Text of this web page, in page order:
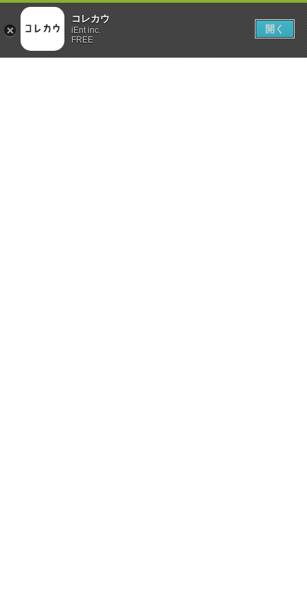
コレカウ
iEnt inc.
FREE
開く